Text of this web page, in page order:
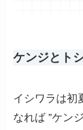
ケンジとト
イシワラは初
なれば ”ケン